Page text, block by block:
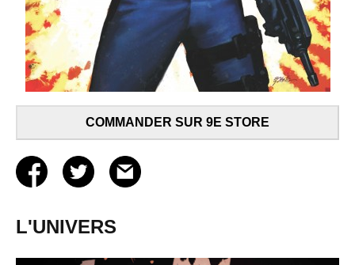
COMMANDER SUR 9E STORE
L'UNIVERS